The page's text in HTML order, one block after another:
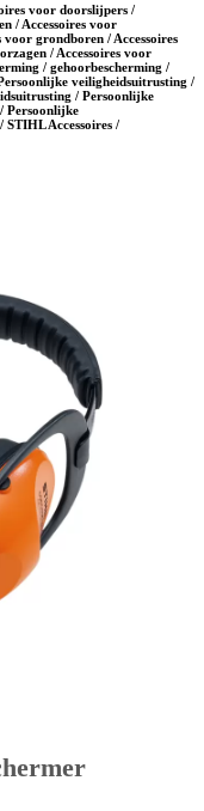
voor doorslijpers /
/ Accessoires voor
voor grondboren / Accessoires
/ Accessoires voor
/ gehoorbescherming /
veiligheidsuitrusting /
/ Persoonlijke
Persoonlijke
Accessoires /